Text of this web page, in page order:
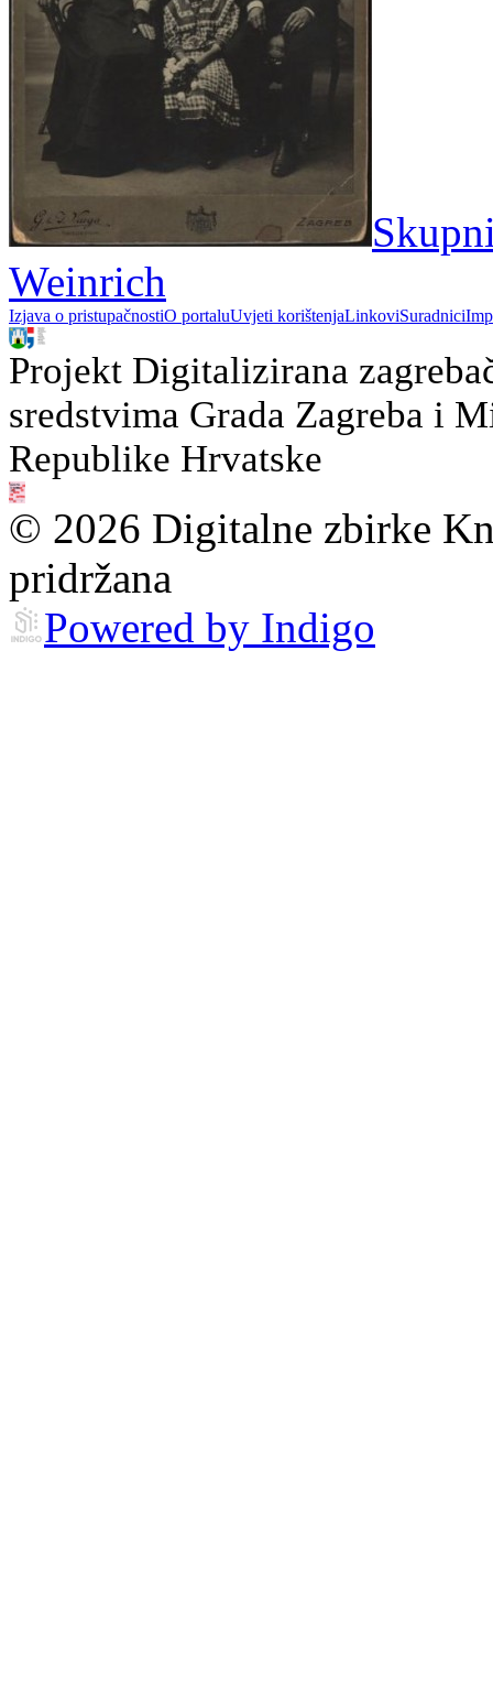
Weinrich
Izjava o pristupačnostiO portaluUvjeti korištenjaLinkoviSuradnici
Projekt Digitalizirana
sredstvima Grada Zagreba i
Republike Hrvatske
© 2026 Digitalne zbirke
pridržana
Powered by Indigo